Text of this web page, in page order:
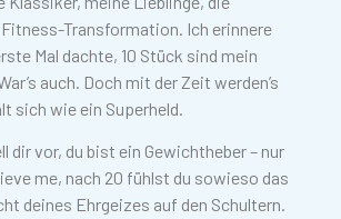
Fitness-Transformation. Ich erinnere
Mal dachte, 10 Stück sind mein
auch. Doch mit der Zeit werden’s
sich wie ein Superheld.
dir vor, du bist ein Gewichtheber – nur
me, nach 20 fühlst du sowieso das
deines Ehrgeizes auf den Schultern.